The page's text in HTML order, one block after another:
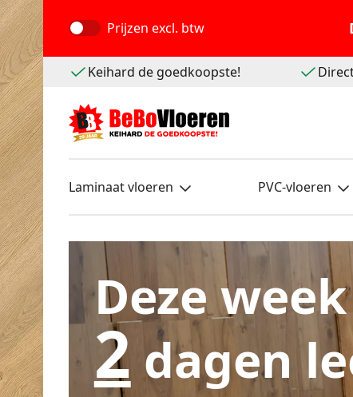
Prijzen excl. btw
Keihard de goedkoopste!
Laminaat vloeren PVC-vloeren
Deze
2 dagen